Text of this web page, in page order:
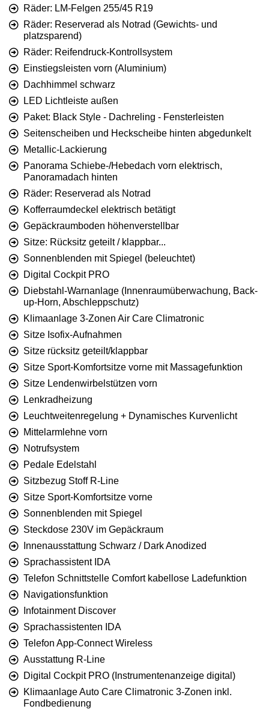
Räder: LM-Felgen 255/45 R19
Räder: Reserverad als Notrad (Gewichts- und
platzsparend)
Räder: Reifendruck-Kontrollsystem
Einstiegsleisten vorn (Aluminium)
Dachhimmel schwarz
LED Lichtleiste außen
Paket: Black Style - Dachreling - Fensterleisten
Seitenscheiben und Heckscheibe hinten abgedunkelt
Metallic-Lackierung
Panorama Schiebe-/Hebedach vorn elektrisch,
Panoramadach hinten
Räder: Reserverad als Notrad
Kofferraumdeckel elektrisch betätigt
Gepäckraumboden höhenverstellbar
Sitze: Rücksitz geteilt / klappbar...
Sonnenblenden mit Spiegel (beleuchtet)
Digital Cockpit PRO
Diebstahl-Warnanlage (Innenraumüberwachung, Back-
up-Horn, Abschleppschutz)
Klimaanlage 3-Zonen Air Care Climatronic
Sitze Isofix-Aufnahmen
Sitze rücksitz geteilt/klappbar
Sitze Sport-Komfortsitze vorne mit Massagefunktion
Sitze Lendenwirbelstützen vorn
Lenkradheizung
Leuchtweitenregelung + Dynamisches Kurvenlicht
Mittelarmlehne vorn
Notrufsystem
Pedale Edelstahl
Sitzbezug Stoff R-Line
Sitze Sport-Komfortsitze vorne
Sonnenblenden mit Spiegel
Steckdose 230V im Gepäckraum
Innenausstattung Schwarz / Dark Anodized
Sprachassistent IDA
Telefon Schnittstelle Comfort kabellose Ladefunktion
Navigationsfunktion
Infotainment Discover
Sprachassistenten IDA
Telefon App-Connect Wireless
Ausstattung R-Line
Digital Cockpit PRO (Instrumentenanzeige digital)
Klimaanlage Auto Care Climatronic 3-Zonen inkl.
Fondbedienung